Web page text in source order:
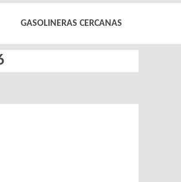
GASOLINERAS CERCANAS